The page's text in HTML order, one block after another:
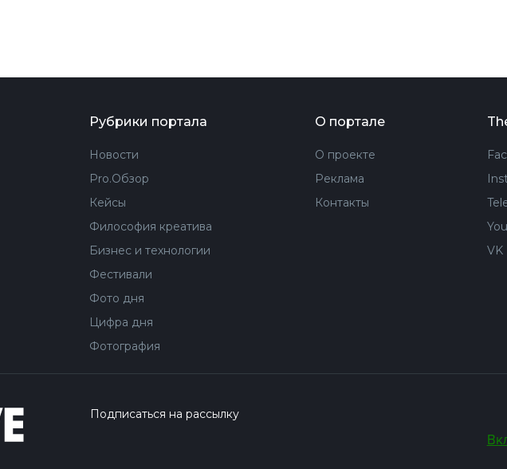
Рубрики портала
Новости
Pro.Обзор
Кейсы
Философия креатива
Бизнес и технологии
Фестивали
Фото дня
Цифра дня
Фотография
О портале
О проекте
Реклама
Контакты
VK
Подписаться на рассылку